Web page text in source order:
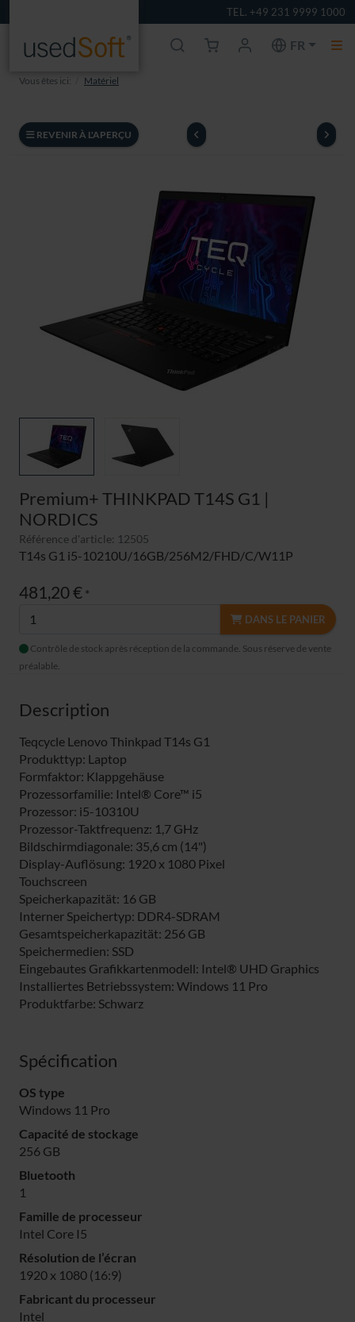
TEL. +49 231 9999 1000
FR
Vous êtes ici: Matériel
REVENIR À L'APERÇU
Premium+ THINKPAD T14S G1 |
NORDICS
Référence d'article: 12505
T14s G1 i5-10210U/16GB/256M2/FHD/C/W11P
481,20 € *
DANS LE PANIER
Contrôle de stock après réception de la commande. Sous réserve de vente
préalable.
Description
Teqcycle Lenovo Thinkpad T14s G1
Produkttyp: Laptop
Formfaktor: Klappgehäuse
Prozessorfamilie: Intel® Core™ i5
Prozessor: i5-10310U
Prozessor-Taktfrequenz: 1,7 GHz
Bildschirmdiagonale: 35,6 cm (14")
Display-Auflösung: 1920 x 1080 Pixel
Touchscreen
Speicherkapazität: 16 GB
Interner Speichertyp: DDR4-SDRAM
Gesamtspeicherkapazität: 256 GB
Speichermedien: SSD
Eingebautes Grafikkartenmodell: Intel® UHD Graphics
Installiertes Betriebssystem: Windows 11 Pro
Produktfarbe: Schwarz
Spécification
OS type
Windows 11 Pro
Capacité de stockage
256 GB
Bluetooth
1
Famille de processeur
Intel Core I5
Résolution de l’écran
1920 x 1080 (16:9)
Fabricant du processeur
Intel